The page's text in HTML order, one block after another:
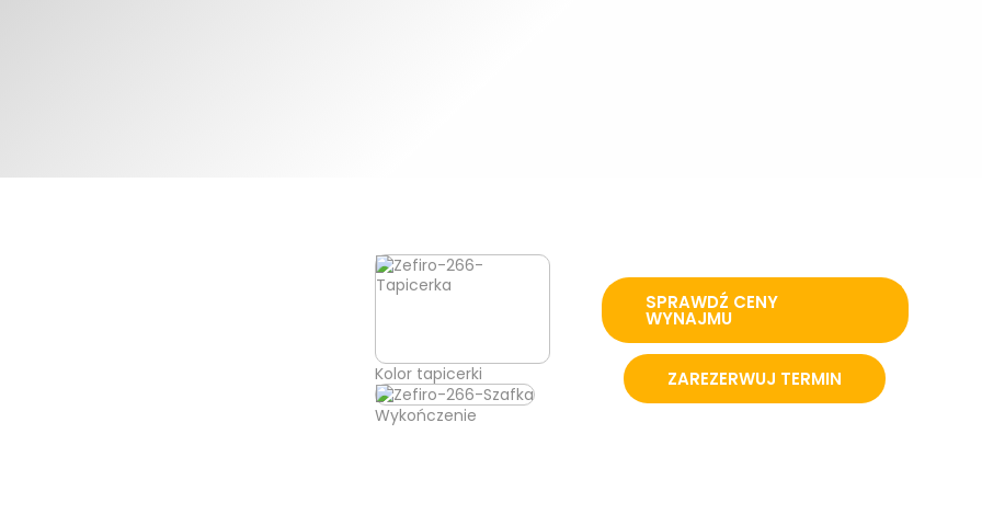
Kolor tapicerki
Wykończenie
SPRAWDŹ CENY
WYNAJMU
ZAREZERWUJ TERMIN